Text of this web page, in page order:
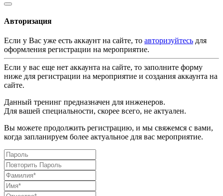
Авторизация
Если у Вас уже есть аккаунт на сайте, то авторизуйтесь для
оформления регистрации на мероприятие.
Если у вас еще нет аккаунта на сайте, то заполните форму
ниже для регистрации на мероприятие и создания аккаунта на
сайте.
Данный тренинг предназначен для инженеров.
Для вашей специальности, скорее всего, не актуален.
Вы можете продолжить регистрацию, и мы свяжемся с вами,
когда запланируем более актуальное для вас мероприятие.